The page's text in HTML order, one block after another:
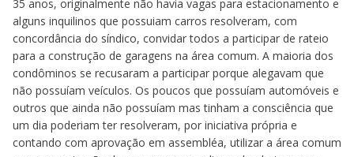
35 anos, originalmente não havia vagas para estacionamento e
alguns inquilinos que possuiam carros resolveram, com
concordância do síndico, convidar todos a participar de rateio
para a construção de garagens na área comum. A maioria dos
condôminos se recusaram a participar porque alegavam que
não possuíam veículos. Os poucos que possuíam automóveis e
outros que ainda não possuíam mas tinham a consciência que
um dia poderiam ter resolveram, por iniciativa própria e
contando com aprovação em assembléa, utilizar a área comum